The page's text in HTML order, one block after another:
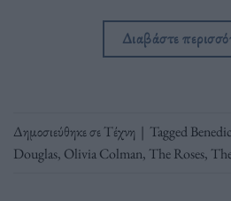
Διαβάστε
Δημοσιεύθηκε σεΤέχνη | Tagged
Douglas, Olivia Colman, The Roses,